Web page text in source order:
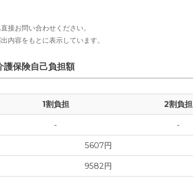
接お問い合わせください。
内容をもとに表示しています。
護保険自己負担額
1割負担 2割負担
- -
5607円
9582円